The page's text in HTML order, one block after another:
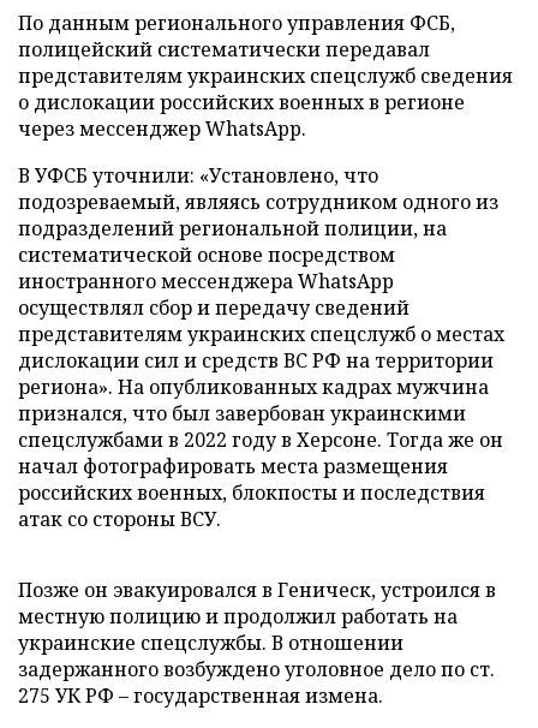
По данным регионального управления ФСБ,
полицейский систематически передавал
представителям украинских спецслужб сведения
о дислокации российских военных в регионе
через мессенджер WhatsApp.
В УФСБ уточнили: «Установлено, что
подозреваемый, являясь сотрудником одного из
подразделений региональной полиции, на
систематической основе посредством
иностранного мессенджера WhatsApp
осуществлял сбор и передачу сведений
представителям украинских спецслужб о местах
дислокации сил и средств ВС РФ на территории
региона». На опубликованных кадрах мужчина
признался, что был завербован украинскими
спецслужбами в 2022 году в Херсоне. Тогда же он
начал фотографировать места размещения
российских военных, блокпосты и последствия
атак со стороны ВСУ.
Позже он эвакуировался в Геническ, устроился в
местную полицию и продолжил работать на
украинские спецслужбы. В отношении
задержанного возбуждено уголовное дело по ст.
275 УК РФ – государственная измена.